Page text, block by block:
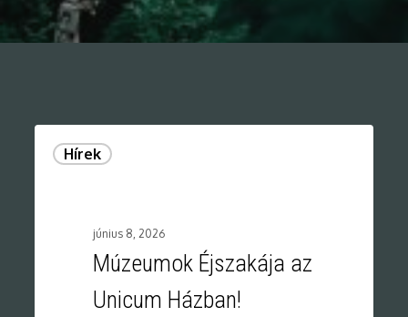
Hírek
június 8, 2026
Múzeumok Éjszakája az
Unicum Házban!